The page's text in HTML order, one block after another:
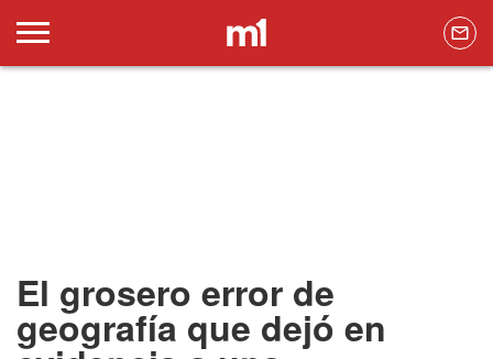
El grosero error de
geografía que dejó en